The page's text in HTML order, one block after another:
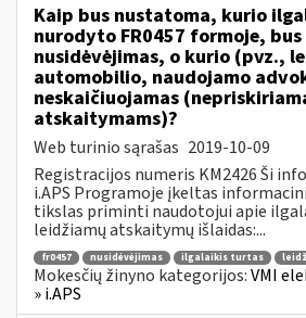
Kaip bus nustatoma, kurio
nurodyto FR0457 formoje,
nusidėvėjimas, o kurio (pvz.,
automobilio, naudojamo
neskaičiuojamas
atskaitymams)?
Web turinio sąrašas 2019-10-09
Registracijos numeris KM2426 Ši
i.APS Programoje įkeltas
tikslas priminti naudotojui apie
leidžiamų atskaitymų išlaidas:...
fr0457 nusidėvėjimas ilgalaikis turtas
Mokesčių žinyno kategorijos:VMI
» i.APS